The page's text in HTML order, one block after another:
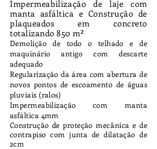
Impermeabilização de laje com
manta asfáltica e Construção de
plaqueados em concreto
totalizando 850 m²
Demolição de todo o telhado e de
maquinário antigo com descarte
adequado
Regularização da área com abertura de
novos pontos de escoamento de águas
pluviais (ralos)
Impermeabilização com manta
asfáltica 4mm
Construção de proteçãomecânica e de
contrapiso com junta de dilatação de
2cm